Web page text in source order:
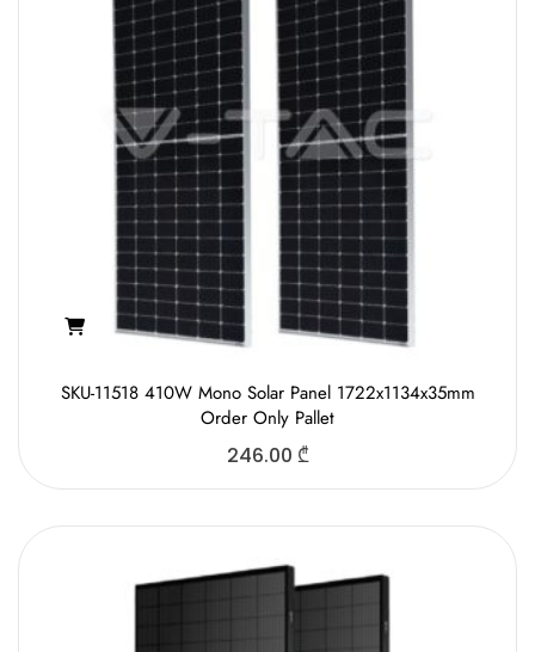
SKU-11518 410W Mono Solar Panel 1722x1134x35mm
Order Only Pallet
246.00 ₾